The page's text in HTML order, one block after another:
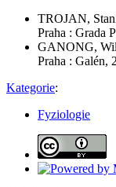
TROJAN,
Praha : Grada
GANONG,
Praha : Galén,
Kategorie:
Fyziologie